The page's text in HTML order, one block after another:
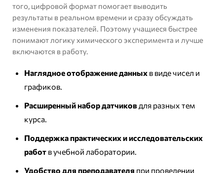
того, цифровой формат помогает выводить
результаты в реальном времени и сразу обсуждать
изменения показателей. Поэтому учащиеся быстрее
понимают логику химического эксперимента и лучше
включаются в работу.
Наглядное отображение данных в виде чисел и
графиков.
Расширенный набор датчиков для разных тем
курса.
Поддержка практических и исследовательских
работ в учебной лаборатории.
Удобство для преподавателя при проведении